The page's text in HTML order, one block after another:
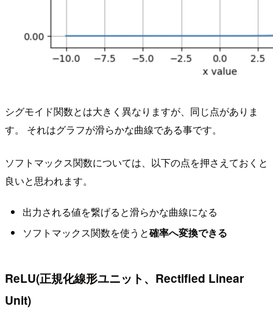
シグモイド関数とは大きく異なりますが、同じ点がありま
す。 それはグラフが滑らかな曲線である事です。
ソフトマックス関数については、以下の点を押さえておくと
良いと思われます。
出力される値を繋げると滑らかな曲線になる
ソフトマックス関数を使うと確率へ変換できる
ReLU(正規化線形ユニット、Rectified Linear
Unit)